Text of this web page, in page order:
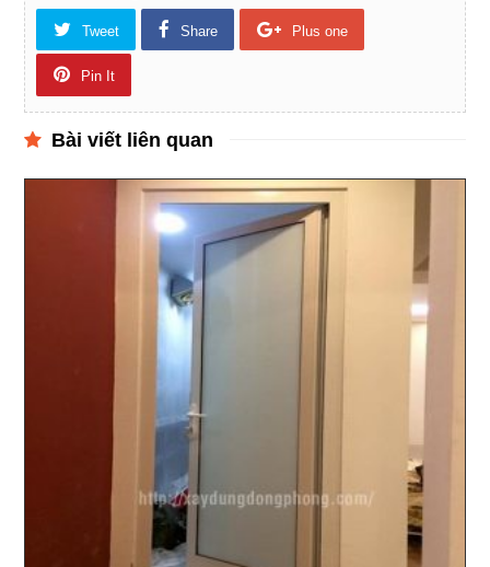
Tweet Share Plus one
Pin It
Bài viết liên quan